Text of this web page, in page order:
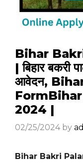
Bihar
| बिहार बकरी
आवेदन,
2024 |
02/25/2024 by
Bihar Bakri